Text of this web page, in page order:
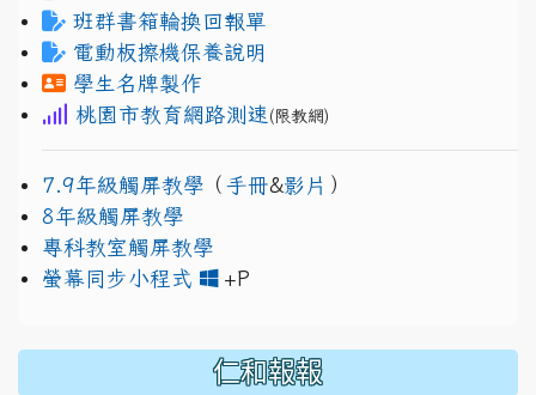
班群書箱輪換回報單
電動板擦機保養說明
學生名牌製作
桃園市教育網路測速 (限教網)
7.9年級觸屏教學 （ 手冊&影片 ）
8年級觸屏教學
專科教室觸屏教學
螢幕同步小程式
+P
仁和報報